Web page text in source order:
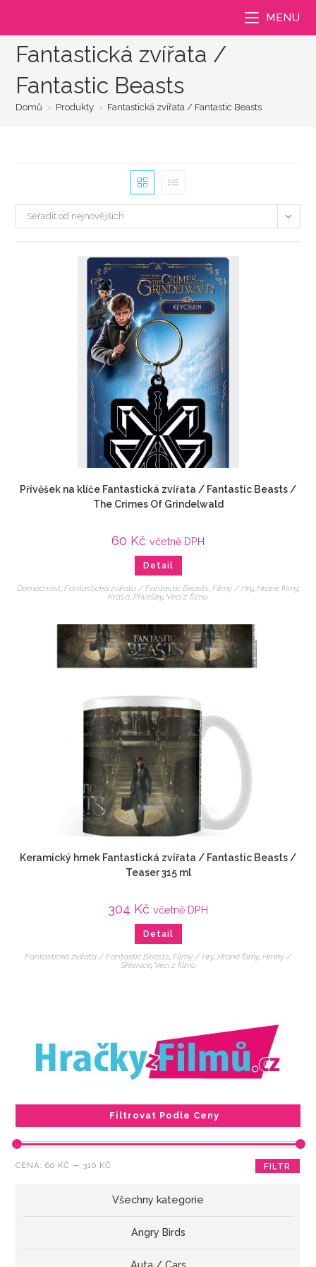
MENU
Fantastická zvířata /
Fantastic Beasts
Domů > Produkty > Fantastická zvířata / Fantastic Beasts
Seřadit od nejnovějších
Přívěšek na klíče Fantastická zvířata / Fantastic Beasts /
The Crimes Of Grindelwald
60 Kč včetně DPH
Detail
Domácnost, Fantastická zvířata / Fantastic Beasts, Filmy / Hry, Hrané filmy,
Krása, Přívešky, Veci z filmu
Keramický hrnek Fantastická zvířata / Fantastic Beasts /
Teaser 315 ml
304 Kč včetně DPH
Detail
Fantastická zvířata / Fantastic Beasts Filmy / Hry, Hrané filmy, Hrnky /
Sklenice, Veci z filmu
Filtrovat Podle Ceny
Minimální
Maximální
FILTR
CENA:60 KČ —310 KČ
Všechny kategorie
Angry Birds